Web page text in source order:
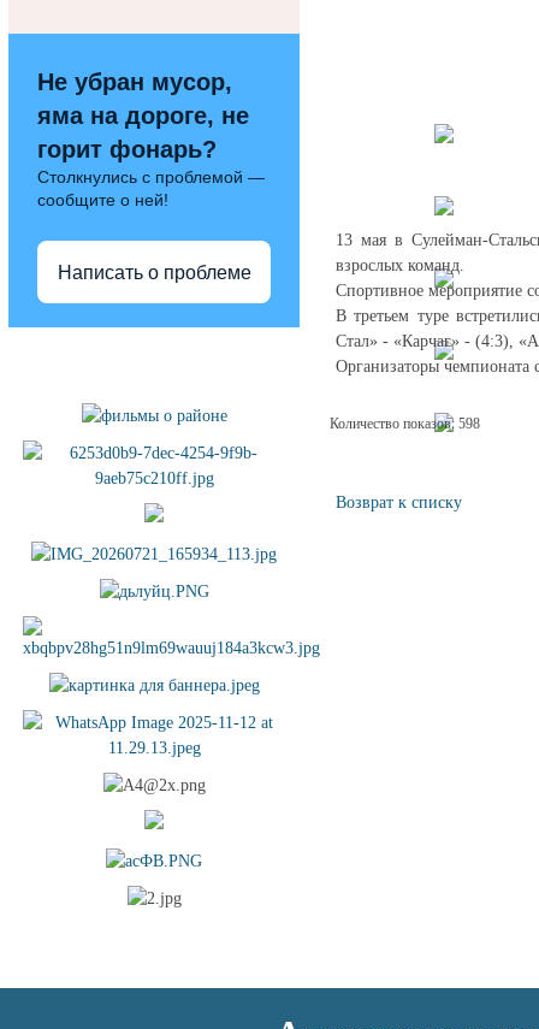
Не убран мусор,
яма на дороге, не
горит фонарь?
Столкнулись с проблемой —
сообщите о ней!
Написать о проблеме
13 мая в Сулейман-
взрослых команд.
Спортивное мероприятие
В третьем туре
Стал» - «Карчаг» - (4:3),
Организаторы
Количество показов: 598
Возврат к списку